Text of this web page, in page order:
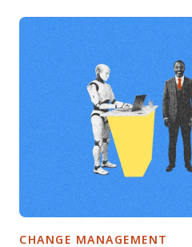
CHANGE MANAGEMENT